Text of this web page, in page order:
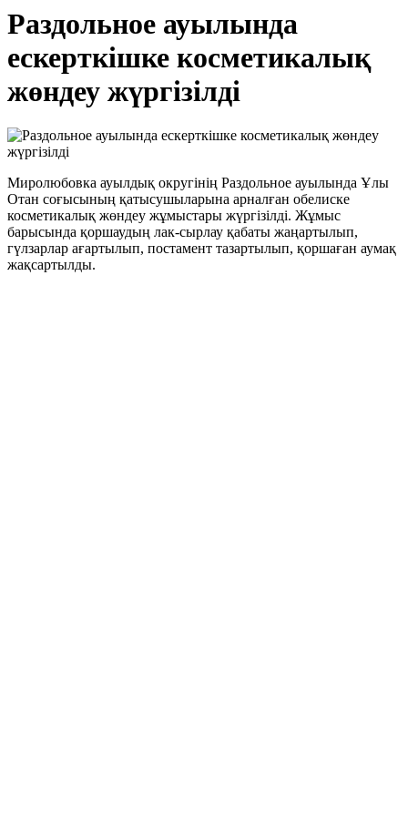
Раздольное ауылында
ескерткішке косметикалық
жөндеу жүргізілді
Миролюбовка ауылдық округінің Раздольное ауылында Ұлы
Отан соғысының қатысушыларына арналған обелиске
косметикалық жөндеу жұмыстары жүргізілді. Жұмыс
барысында қоршаудың лак-сырлау қабаты жаңартылып,
гүлзарлар ағартылып, постамент тазартылып, қоршаған аумақ
жақсартылды.